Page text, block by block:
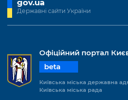
Підприємства, установи,
Kyiv International Relations
Гендерна політика
Безбар'єрність
Портал Захисників та
Портал послуг
Міський застосунок Київ
Важливе під час воєнного
Уряд» – місцевий рівень»
Важливе під час воєнного
Про відкриті дані
Публічні дашборди
gov.ua
Державні сайти України
Офіційний портал
beta
Київська міська державна
Київська міська рада